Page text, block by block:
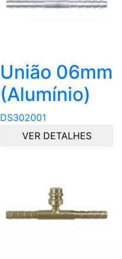
União 06mm
(Alumínio)
DS302001
VER DETALHES